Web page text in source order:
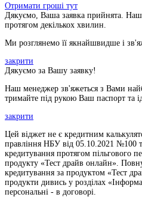
Отримати гроші тут
Дякуємо, Ваша заявка прийнята.
протягом декількох хвилин.
Ми розглянемо її якнайшвидше і
закрити
Дякуємо за Вашу заявку!
Наш менеджер зв'яжеться з Вами
тримайте під рукою Ваш паспорт та
закрити
Цей віджет не є кредитним
правління НБУ від 05.10.2021 №100
кредитування протягом пільгового
продукту «Тест драйв онлайн».
кредитування за продуктом «Тест
продукти дивись у розділах
персональні - в договорі.